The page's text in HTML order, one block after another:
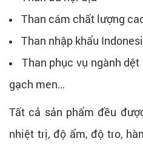
Than cám chất lượng
Than nhập khẩu
Than phục vụ ngành
gạch men…
Tất cả sản phẩm đều
nhiệt trị, độ ẩm, độ tro,